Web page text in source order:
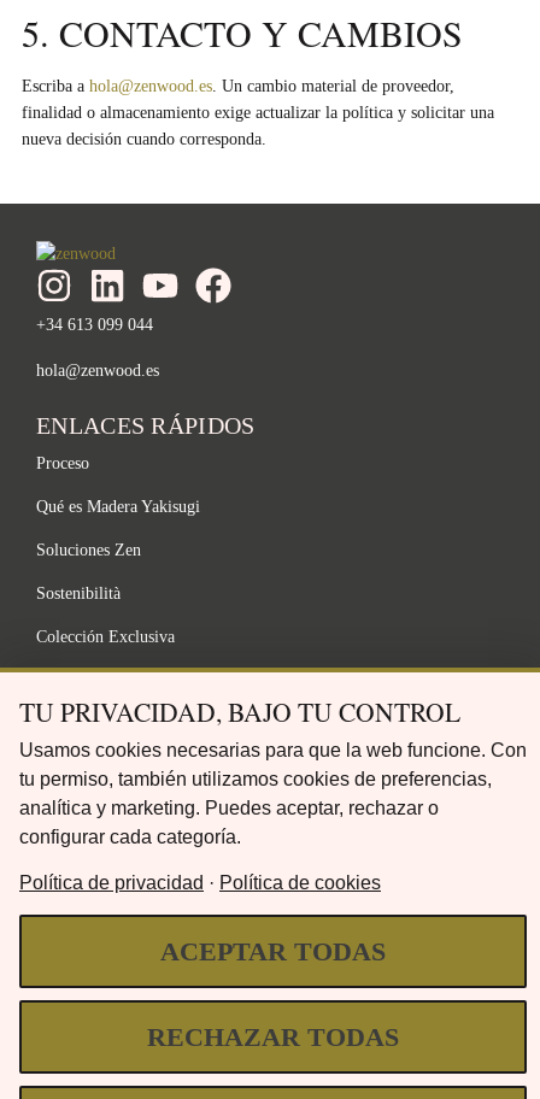
5. CONTACTO Y CAMBIOS
Escriba a hola@zenwood.es . Un cambio material de proveedor,
finalidad o almacenamiento exige actualizar la política y solicitar una
nueva decisión cuando corresponda.
+34 613 099 044
hola@zenwood.es
ENLACES RÁPIDOS
Proceso
Qué es Madera Yakisugi
Soluciones Zen
Sostenibilità
Colección Exclusiva
FAQ
LEGAL
politica sulla riservatezza
Términos y Condiciones
Aviso Legal
Política de Cookies
TU PRIVACIDAD, BAJO TU CONTROL
Usamos cookies necesarias para que la web funcione. Con
tu permiso, también utilizamos cookies de preferencias,
analítica y marketing. Puedes aceptar, rechazar o
configurar cada categoría.
Política de privacidad · Política de cookies
ACEPTAR TODAS
RECHAZAR TODAS